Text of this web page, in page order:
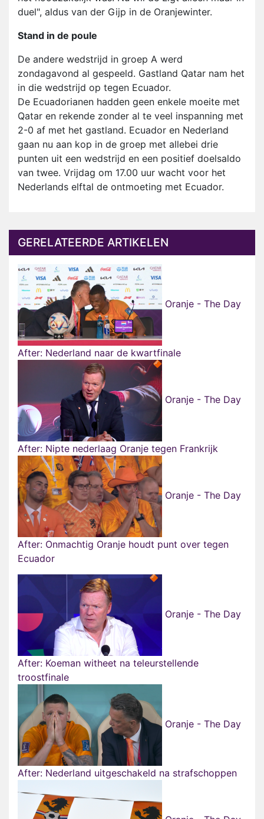
duel", aldus van der Gijp in de Oranjewinter.
Stand in de poule
De andere wedstrijd in groep A werd
zondagavond al gespeeld. Gastland Qatar nam het
in die wedstrijd op tegen Ecuador.
De Ecuadorianen hadden geen enkele moeite met
Qatar en rekende zonder al te veel inspanning met
2-0 af met het gastland. Ecuador en Nederland
gaan nu aan kop in de groep met allebei drie
punten uit een wedstrijd en een positief doelsaldo
van twee. Vrijdag om 17.00 uur wacht voor het
Nederlands elftal de ontmoeting met Ecuador.
GERELATEERDE ARTIKELEN
Oranje - The Day
After: Nederland naar de kwartfinale
Oranje - The Day
After: Nipte nederlaag Oranje tegen Frankrijk
Oranje - The Day
After: Onmachtig Oranje houdt punt over tegen
Ecuador
Oranje - The Day
After: Koeman witheet na teleurstellende
troostfinale
Oranje - The Day
After: Nederland uitgeschakeld na strafschoppen